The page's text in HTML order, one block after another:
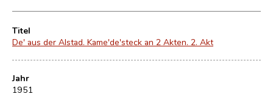
Titel
De' aus der Alstad. Kame'de'steck an 2 Akten. 2. Akt
Jahr
1951